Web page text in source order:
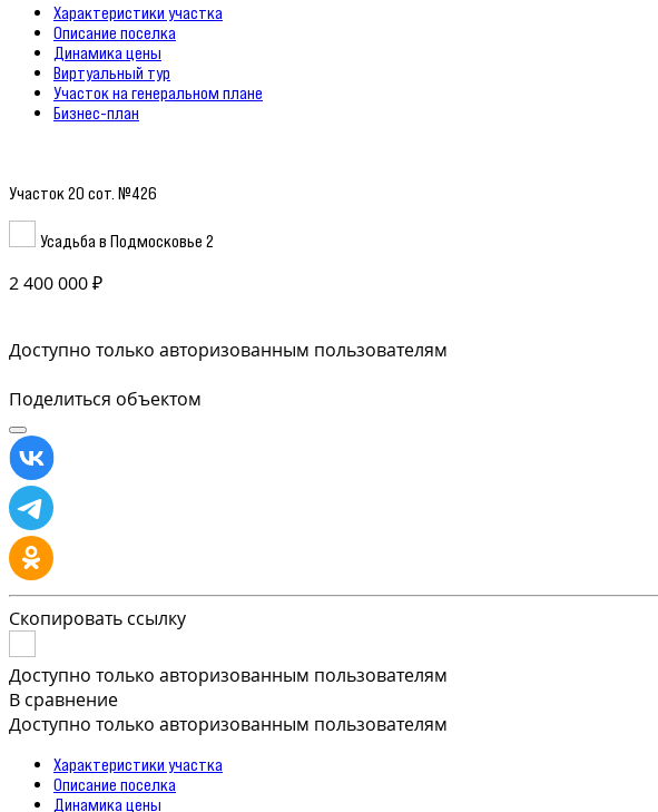
Характеристики участка
Описание поселка
Динамика цены
Виртуальный тур
Участок на генеральном плане
Бизнес-план
Участок 20 сот. №426
Усадьба в Подмосковье 2
2 400 000 ₽
Доступно только авторизованным пользователям
Поделиться объектом
Скопировать ссылку
Доступно только авторизованным пользователям
В сравнение
Доступно только авторизованным пользователям
Характеристики участка
Описание поселка
Динамика цены